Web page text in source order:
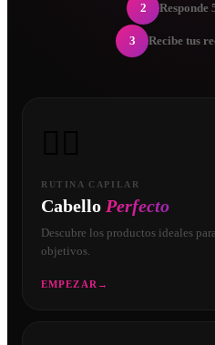
2 Responde
3 Recibe tus
RUTINA CAPILAR
Cabello Perfecto
Descubre los productos ideales
objetivos.
EMPEZAR →